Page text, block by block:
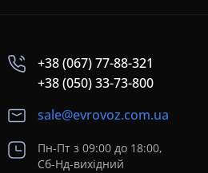
+38 (067) 77-88-321
+38 (050) 33-73-800
sale@evrovoz.com.ua
Пн-Пт з 09:00 до 18:00,
Сб-Нд-вихідний